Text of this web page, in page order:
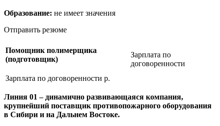
Образование: не имеет значения
Отправить резюме
Помощник полимерщика
(подготовщик)
Зарплата по договоренности р.
Зарплата по
договоренности
Линия 01 – динамично развивающаяся компания,
крупнейший поставщик противопожарного оборудования
в Сибири и на Дальнем Востоке.